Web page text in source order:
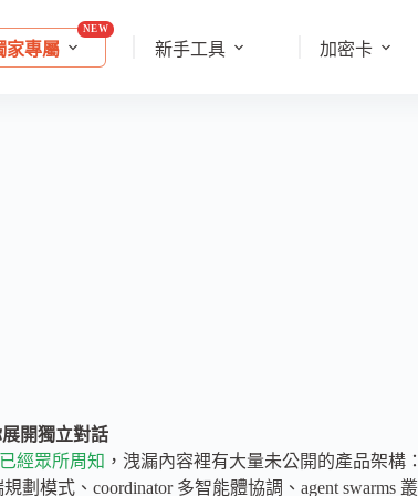
家專屬 新手工具 加密卡
開獨立對話
經眾所周知 ，洩漏內容裡有大量未公開的產品架構
劃模式、coordinator 多智能體協調、agent swarms